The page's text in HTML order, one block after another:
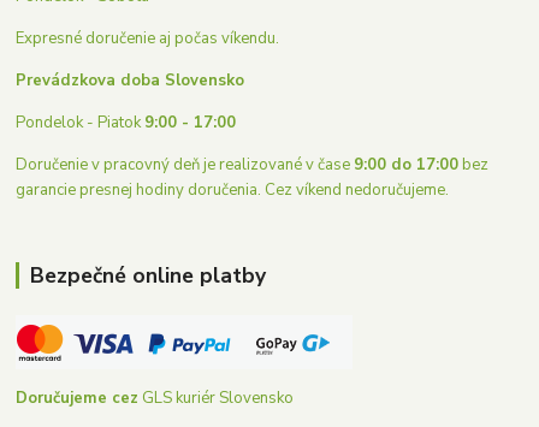
Expresné doručenie aj počas víkendu.
Prevádzkova doba Slovensko
Pondelok - Piatok9:00 - 17:00
Doručenie v pracovný deň je realizované v čase 9:00 do 17:00bez
garancie presnej hodiny doručenia. Cez víkend nedoručujeme.
Bezpečné online platby
Doručujeme cez GLS kuriér Slovensko